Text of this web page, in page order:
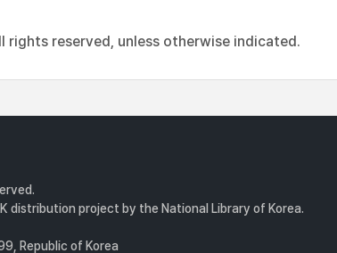
reserved, unless otherwise indicated.
distribution project by the National Library of Korea.
Republic of Korea